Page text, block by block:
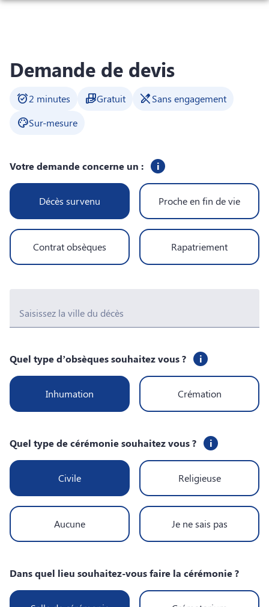
Aller
CERCUEILS
NOS AGENCES
BOUSSAC
CULAN
CHAMBRES FUNERAIRES
PRÉVERANGES
MONTLUÇON
Demande de devis
alarm_on2 minutes hand_packageGratuit edit_offSans engagement
paletteSur-mesure
Votre demande concerne un : i
Décès survenu Proche en fin de vie
Contrat obsèques Rapatriement
Saisissez la ville du décès
Quel type d’obsèques souhaitez vous ? i
Inhumation Crémation
Quel type de cérémonie souhaitez vous ? i
Civile Religieuse
Aucune Je ne sais pas
Dans quel lieu souhaitez-vous faire la cérémonie ?